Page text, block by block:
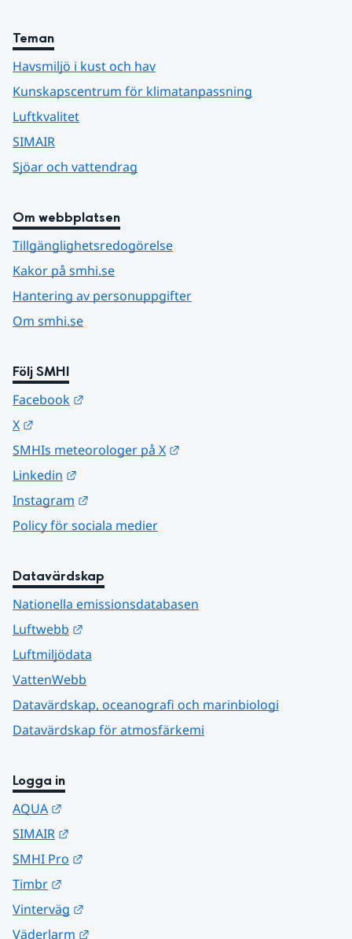
Teman
Havsmiljö i kust och hav
Kunskapscentrum för klimatanpassning
Luftkvalitet
SIMAIR
Sjöar och vattendrag
Om webbplatsen
Tillgänglighetsredogörelse
Kakor på smhi.se
Hantering av personuppgifter
Om smhi.se
Följ SMHI
Facebook
X
SMHIs meteorologer på X
Linkedin
Instagram
Policy för sociala medier
Datavärdskap
Nationella emissionsdatabasen
Luftwebb
Luftmiljödata
VattenWebb
Datavärdskap, oceanografi och marinbiologi
Datavärdskap för atmosfärkemi
Logga in
AQUA
SIMAIR
SMHI Pro
Timbr
Vinterväg
Väderlarm